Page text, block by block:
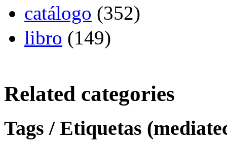
catálogo (352)
libro (149)
Related categories
Tags / Etiquetas